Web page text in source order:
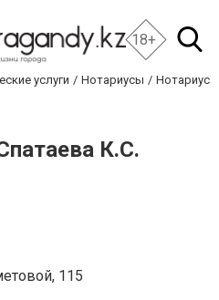
18+
услуги Нотариусы
Нотариус
К.С.
115